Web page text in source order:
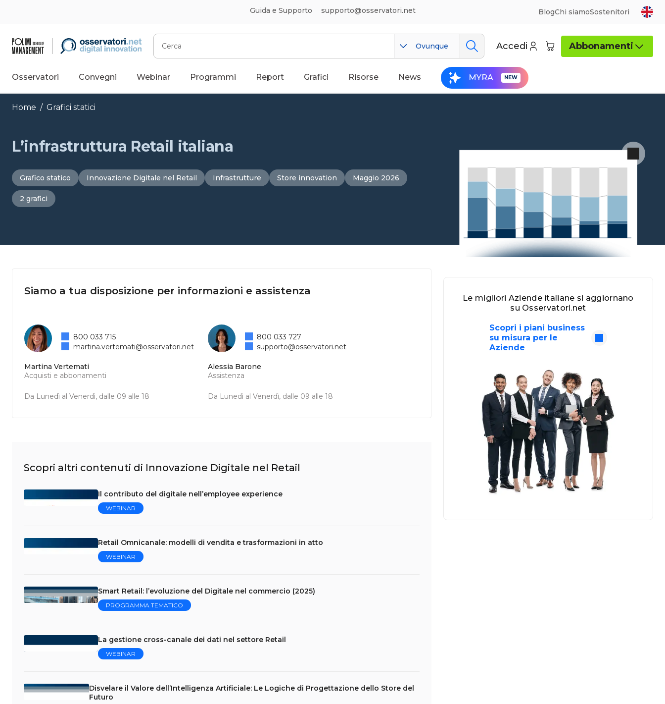
Guida e Supporto supporto@osservatori.net BlogChi siamoSostenitori
Cerca
Ovunque Accedi Abbonamenti
Osservatori Convegni Webinar Programmi Report Grafici Risorse News MYRA
Home / Grafici statici
L’infrastruttura Retail italiana
Grafico statico Innovazione Digitale nel Retail Infrastrutture Store innovation Maggio 2026
2 grafici
Siamo a tua disposizione per informazioni e assistenza
Martina Vertemati
Acquisti e abbonamenti
Da Lunedì al Venerdì, dalle 09 alle 18
800 033 715
martina.vertemati@osservatori.net
Alessia Barone
Assistenza
Da Lunedì al Venerdì, dalle 09 alle 18
800 033 727
supporto@osservatori.net
Scopri altri contenuti di Innovazione Digitale nel Retail
Il contributo del digitale nell’employee experience
WEBINAR
Retail Omnicanale: modelli di vendita e trasformazioni in atto
WEBINAR
Smart Retail: l’evoluzione del Digitale nel commercio (2025)
PROGRAMMA TEMATICO
La gestione cross-canale dei dati nel settore Retail
WEBINAR
Disvelare il Valore dell’Intelligenza Artificiale: Le Logiche di Progettazione dello Store del
Futuro
Le migliori Aziende italiane si aggiornano
su Osservatori.net
Scopri i piani business
su misura per le
Aziende